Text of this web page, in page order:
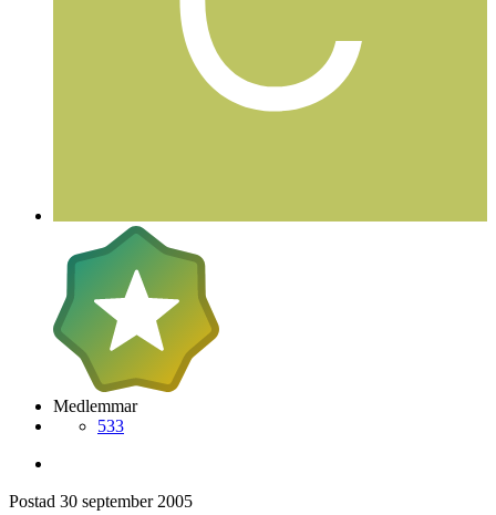
Medlemmar
533
Postad 30 september 2005